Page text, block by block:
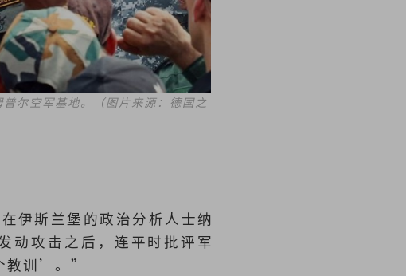
尔空军基地。（图片来源：德国之
伊斯兰堡的政治分析人士纳
攻击之后，连平时批评军
教训’。”